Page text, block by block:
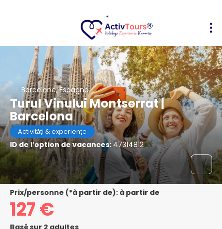
Barcelone, Espagne
Turul Vinului Montserrat |
Barcelona
Activități & experiențe
ID de l’option de vacances:47314812
Prix/personne (*à partir de): à partir de
127 €
Basé sur 2 adultes